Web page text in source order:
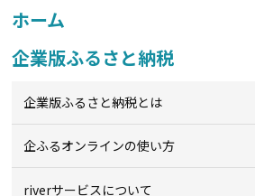
ホーム
企業版ふるさと納税
企業版ふるさと納税とは
企ふるオンラインの使い方
riverサービスについて